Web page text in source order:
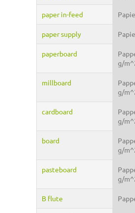
paper in-feed
paper supply
paperboard
g/
millboard
g/
cardboard
g/
board
g/
pasteboard
g/
B flute